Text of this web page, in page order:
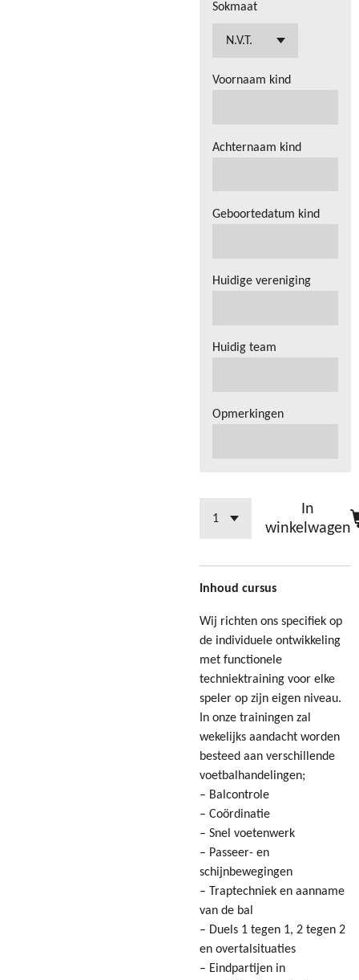
Sokmaat
Voornaam kind
Achternaam kind
Geboortedatum kind
Huidige vereniging
Huidig team
Opmerkingen
In
winkelwagen
Inhoud cursus
Wij richten ons specifiek op
de individuele ontwikkeling
met functionele
techniektraining voor elke
speler op zijn eigen niveau.
In onze trainingen zal
wekelijks aandacht worden
besteed aan verschillende
voetbalhandelingen;
– Balcontrole
– Coördinatie
– Snel voetenwerk
– Passeer- en
schijnbewegingen
– Traptechniek en aanname
van de bal
– Duels 1 tegen 1, 2 tegen 2
en overtalsituaties
– Eindpartijen in